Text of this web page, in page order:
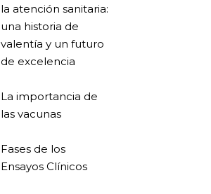
la atención sanitaria:
una historia de
valentía y un futuro
de excelencia
La importancia de
las vacunas
Fases de los
Ensayos Clínicos